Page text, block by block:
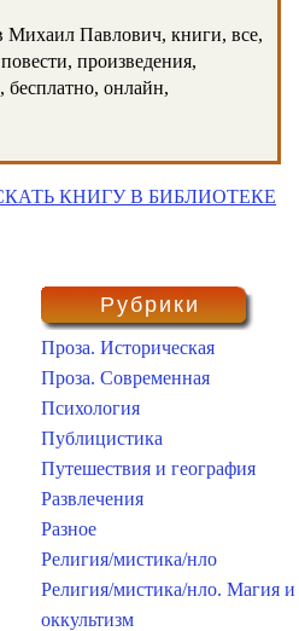
Павлович, книги, все,
произведения,
бесплатно, онлайн,
КНИГУ В БИБЛИОТЕКЕ
Рубрики
Проза. Историческая
Проза. Современная
Психология
Публицистика
Путешествия и география
Развлечения
Разное
Религия/мистика/нло
Религия/мистика/нло. Магия и
оккультизм